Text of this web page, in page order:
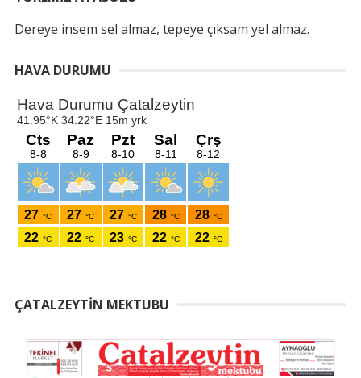
Dereye insem sel almaz, tepeye çıksam yel almaz.
HAVA DURUMU
ÇATALZEYTIN MEKTUBU